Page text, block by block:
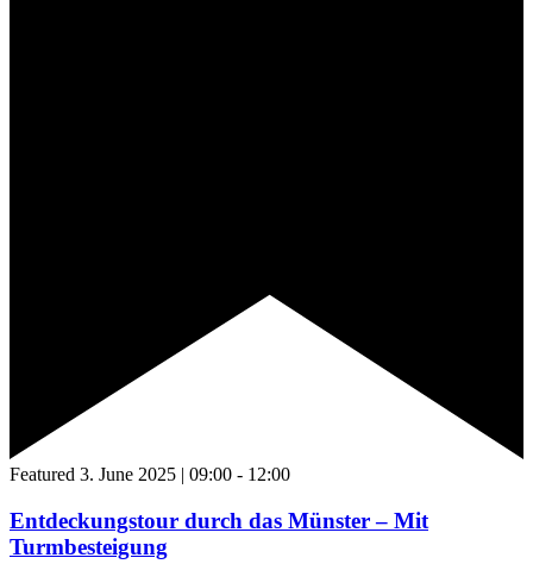
Featured 3. June 2025 | 09:00 - 12:00
Entdeckungstour durch das Münster – Mit
Turmbesteigung